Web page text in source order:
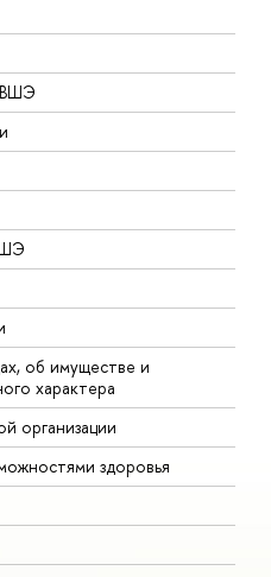
ВШЭ
об имуществе и
характера
организации
здоровья